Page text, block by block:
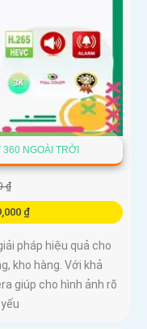
NGOÀI TRỜI
₫
₫
pháp hiệu quả cho
kho hàng. Với khả
giúp cho hình ảnh rõ